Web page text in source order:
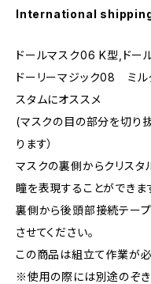
International
ドールマスク06 K型,ドー
ドーリーマジック08 ミル
スタムにオススメ
(マスクの目の部分を切り
ります）
マスクの裏側からクリスタ
瞳を表現することができま
裏側から後頭部接続テー
させてください。
この商品は組立て作業が必
※使用の際には別途のぞき